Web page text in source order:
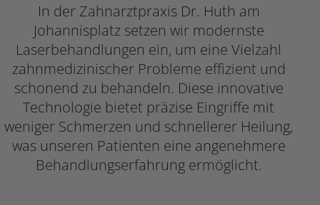
In der Zahnarztpraxis Dr. Huth am
Johannisplatz setzen wir modernste
Laserbehandlungen ein, um eine Vielzahl
zahnmedizinischer Probleme effizient und
schonend zu behandeln. Diese innovative
Technologie bietet präzise Eingriffe mit
weniger Schmerzen und schnellerer Heilung,
was unseren Patienten eine angenehmere
Behandlungserfahrung ermöglicht.